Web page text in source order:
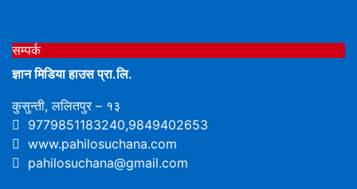
सम्पर्क
ज्ञान मिडिया हाउस प्रा.लि.
कुसुन्ती, ललितपुर – १३
9779851183240,9849402653
www.pahilosuchana.com
pahilosuchana@gmail.com